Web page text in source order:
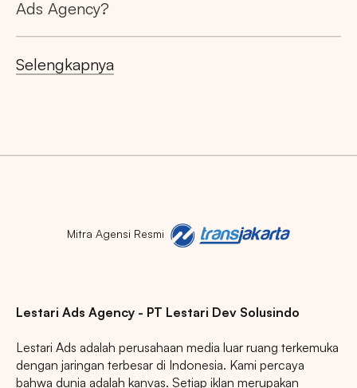
Ads Agency?
Selengkapnya
Mitra Agensi Resmi
Lestari Ads Agency - PT Lestari Dev Solusindo
Lestari Ads adalah perusahaan media luar ruang terkemuka
dengan jaringan terbesar di Indonesia. Kami percaya
bahwa dunia adalah kanvas. Setiap iklan merupakan